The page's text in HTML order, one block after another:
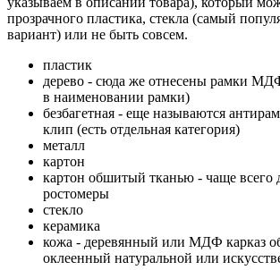
прозрачного пластика, стекла (самый
вариант) или не быть совсем.
пластик
дерево - сюда же отнесены рамки
в наименовании рамки)
безбагетная - еще называются
клип (есть отдельная категория)
металл
картон
картон обшитый тканью - чаще всего
ростомеры
стекло
керамика
кожа - деревянный или МДФ карказ
оклеенный натуральной или